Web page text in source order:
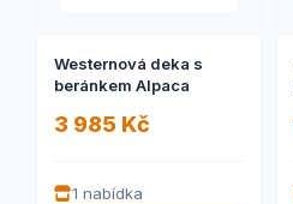
Westernová deka s
beránkem Alpaca
3 985 Kč
1 nabídka